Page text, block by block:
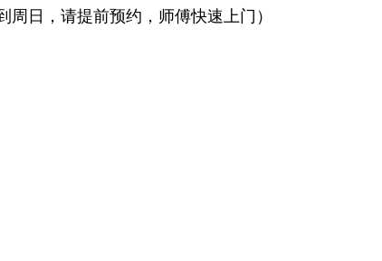
周日，请提前预约，师傅快速上门）